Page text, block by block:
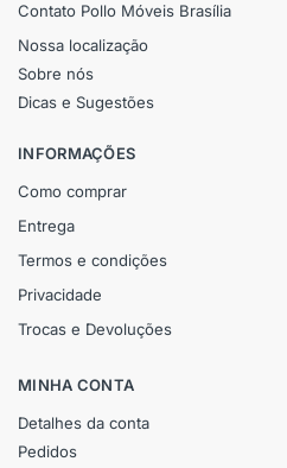
Contato Pollo Móveis Brasília
Nossa localização
Sobre nós
Dicas e Sugestões
INFORMAÇÕES
Como comprar
Entrega
Termos e condições
Privacidade
Trocas e Devoluções
MINHA CONTA
Detalhes da conta
Pedidos